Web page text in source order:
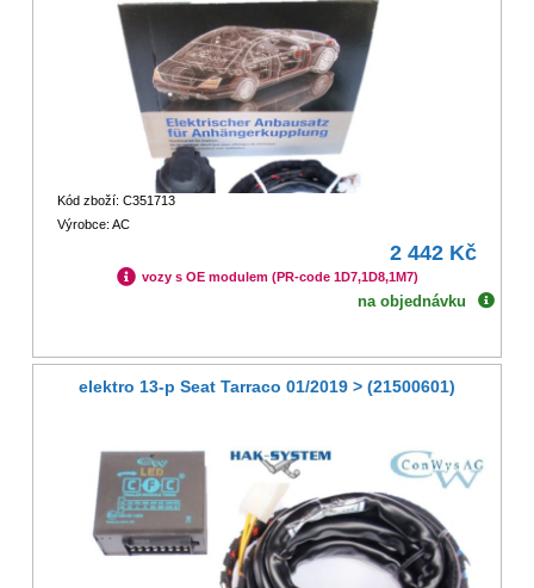
Kód zboží: C351713
Výrobce: AC
2 442 Kč
vozy s OE modulem (PR-code 1D7,1D8,1M7)
na objednávku
elektro 13-p Seat Tarraco 01/2019 > (21500601)